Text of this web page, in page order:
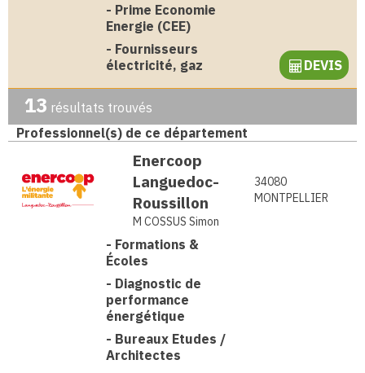
- Prime Economie
Energie (CEE)
- Fournisseurs
électricité, gaz
DEVIS
13 résultats trouvés
Professionnel(s) de ce département
Enercoop
Languedoc-
Roussillon
M COSSUS Simon
34080
MONTPELLIER
- Formations &
Écoles
- Diagnostic de
performance
énergétique
- Bureaux Etudes /
Architectes